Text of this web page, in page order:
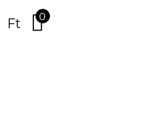
Ft 0